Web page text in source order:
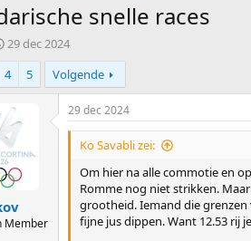
snelle races
S
t
a
r
d
a
t
u
m
29 dec 2024
4 5 Volgende
Member
29 dec 2024
Ko Savabli zei:
Om hier na alle commotie en
Romme nog niet strikken.
grootheid. Iemand die grenzen
fijne jus dippen. Want 12.53 rij